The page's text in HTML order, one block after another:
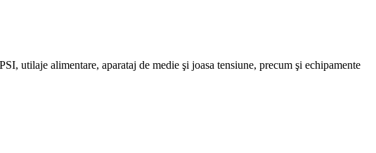
utilaje alimentare, aparataj de medie şi joasa tensiune, precum şi echipamente